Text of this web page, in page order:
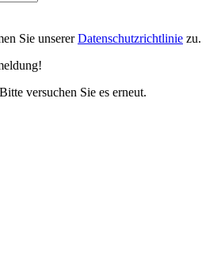
Sie unsererDatenschutzrichtlinie zu.
versuchen Sie es erneut.